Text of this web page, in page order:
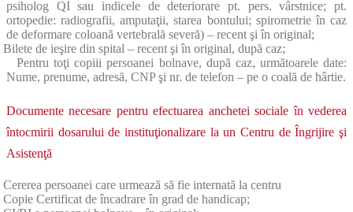
psiholog QI sau indicele de deteriorare pt. pers. vârstnice; pt.
ortopedie: radiografii, amputaţii, starea bontului; spirometrie în caz
de deformare coloană vertebrală severă) – recent şi în original;
Bilete de ieşire din spital – recent şi în original, după caz;
Pentru toţi copiii persoanei bolnave, după caz, următoarele date:
Nume, prenume, adresă, CNP şi nr. de telefon – pe o coală de hârtie.
Documente necesare pentru efectuarea anchetei sociale în vederea
întocmirii dosarului de instituţionalizare la un Centru de Îngrijire şi
Asistenţă
Cererea persoanei care urmează să fie internată la centru
Copie Certificat de încadrare în grad de handicap;